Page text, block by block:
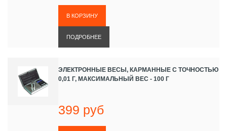
ПОДРОБНЕЕ
ЭЛЕКТРОННЫЕ ВЕСЫ, КАРМАННЫЕ С ТОЧНОСТЬЮ
0,01 Г, МАКСИМАЛЬНЫЙ ВЕС - 100 Г
399 руб